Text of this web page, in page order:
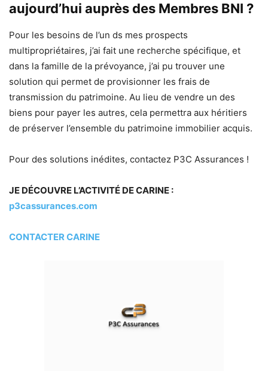
aujourd’hui auprès des Membres BNI ?
Pour les besoins de l’un ds mes prospects
multipropriétaires, j’ai fait une recherche spécifique, et
dans la famille de la prévoyance, j’ai pu trouver une
solution qui permet de provisionner les frais de
transmission du patrimoine. Au lieu de vendre un des
biens pour payer les autres, cela permettra aux héritiers
de préserver l’ensemble du patrimoine immobilier acquis.
Pour des solutions inédites, contactez P3C Assurances !
JE DÉCOUVRE L’ACTIVITÉ DE CARINE :
p3cassurances.com
CONTACTER CARINE